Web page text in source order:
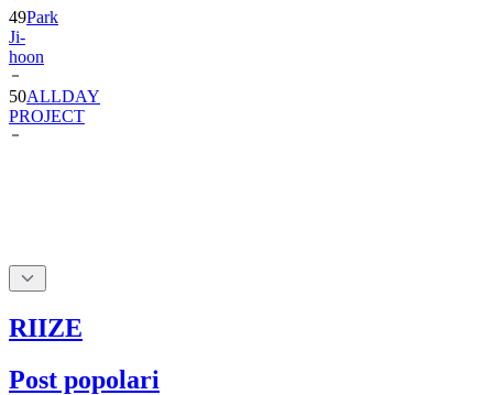
49Park
Ji-
hoon
50ALLDAY
PROJECT
RIIZE
Post popolari